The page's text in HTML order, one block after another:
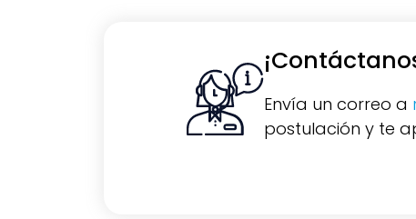
Envía un correo a
postulación y te